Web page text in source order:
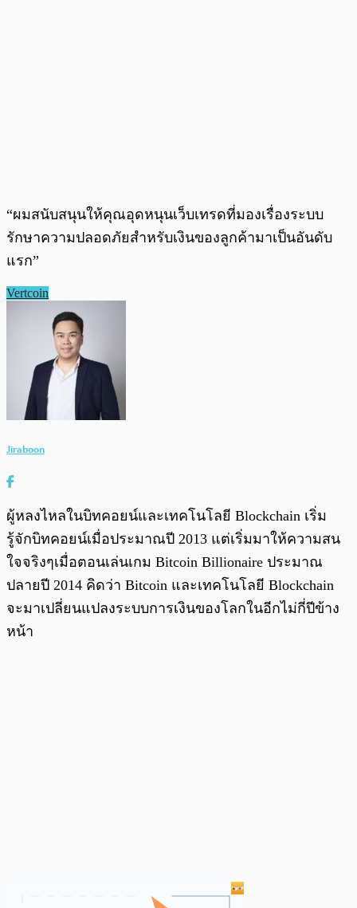
“ผมสนับสนุนให้คุณอุดหนุนเว็บเทรดที่มองเรื่องระบบ
รักษาความปลอดภัยสำหรับเงินของลูกค้ามาเป็นอันดับ
แรก”
Vertcoin
Jiraboon
ผู้หลงไหลในบิทคอยน์และเทคโนโลยี Blockchain เริ่ม
รู้จักบิทคอยน์เมื่อประมาณปี 2013 แต่เริ่มมาให้ความสน
ใจจริงๆเมื่อตอนเล่นเกม Bitcoin Billionaire ประมาณ
ปลายปี 2014 คิดว่า Bitcoin และเทคโนโลยี Blockchain
จะมาเปลี่ยนแปลงระบบการเงินของโลกในอีกไม่กี่ปีข้าง
หน้า